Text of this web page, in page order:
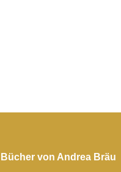
Bücher von Andrea Bräu